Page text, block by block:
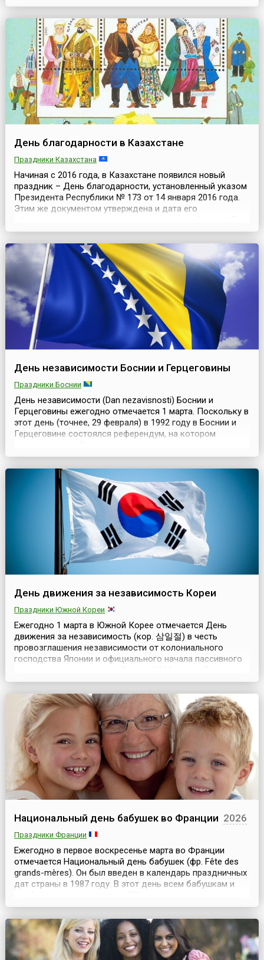
народе также она была названа Кикиморой одноглазой.
Сохранилось присловье, вспоминаемое в этот день: «На
Маремьяну Ярило — с вилами». Ибо, по поверьям, в т...
День благодарности в Казахстане
Праздники Казахстана
Начиная с 2016 года, в Казахстане появился новый
праздник – День благодарности, установленный указом
Президента Республики № 173 от 14 января 2016 года.
Этим же документом утверждена и дата его
инициативой учреждения Дня выступил Нурсултан
Назарбаев, занимавший тогда пост Президента
Казахстана. В своей речи на 22-й сессии Ассамблеи
народа Казах...
День независимости Боснии и Герцеговины
Праздники Боснии
День независимости (Dan nezavisnosti) Боснии и
Герцеговины ежегодно отмечается 1 марта. Поскольку в
этот день (точнее, 29 февраля) в 1992 году в Боснии и
Герцеговине состоялся референдум, на котором
независимость и суверенитет и отделение от бывшей
Югославии. В референдуме приняли участие 63%
избирателей в 107 из 109 общин Боснии и Герцеговины
День движения за независимость Кореи
Праздники Южной Кореи
Ежегодно 1 марта в Южной Корее отмечается День
движения за независимость (кор. 삼일절) в честь
провозглашения независимости от колониального
господства Японии и официального начала пассивного
была опубликована Декларация независимости.
Декларация была подписана 33 патриотами Южной
Кореи, составлявшими ядро движения Самиль (или
Движения 1 марта), и ...
Национальный день бабушек во Франции 2026
Праздники Франции
Ежегодно в первое воскресенье марта во Франции
отмечается Национальный день бабушек (фр. Fête des
grands-mères). Он был введен в календарь праздничных
дат страны в 1987 году. В этот день всем бабушкам и
необыкновенный почет и уважение, для них
организуются всевозможные концерты, акции и другие
праздничные мероприятия.Инициатором учреждения
этого праздн...